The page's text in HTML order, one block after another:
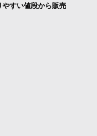
やすい値段から販売